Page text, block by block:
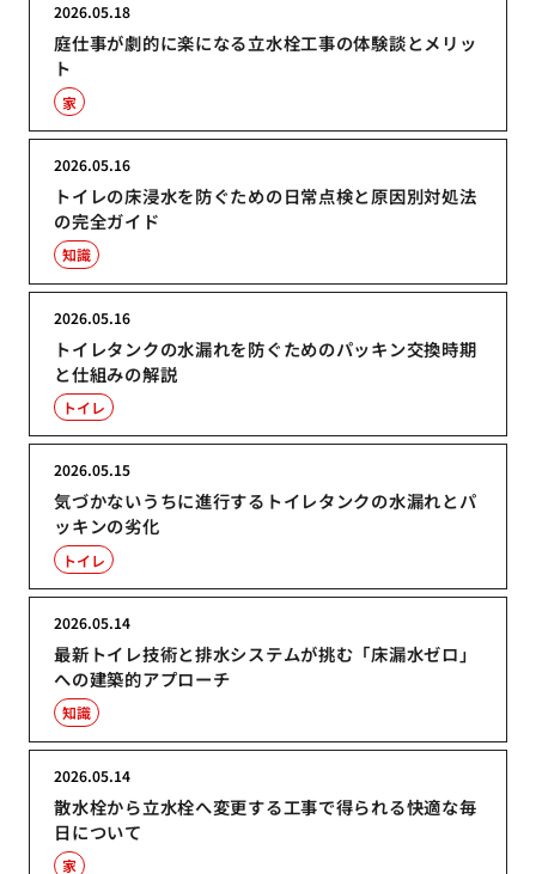
庭仕事が劇的に楽になる立水栓工事の体験談とメリッ
ト
2026.05.18
家
トイレの床浸水を防ぐための日常点検と原因別対処法
の完全ガイド
2026.05.16
知識
トイレタンクの水漏れを防ぐためのパッキン交換時期
と仕組みの解説
2026.05.16
トイレ
気づかないうちに進行するトイレタンクの水漏れとパ
ッキンの劣化
2026.05.15
トイレ
最新トイレ技術と排水システムが挑む「床漏水ゼロ」
への建築的アプローチ
2026.05.14
知識
散水栓から立水栓へ変更する工事で得られる快適な毎
日について
2026.05.14
家